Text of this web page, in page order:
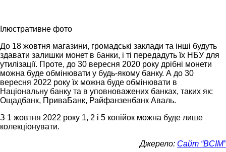
Ілюстративне фото
До 18 жовтня магазини, громадські заклади та інші будуть
здавати залишки монет в банки, і ті передадуть їх НБУ для
утилізації. Проте, до 30 вересня 2020 року дрібні монети
можна буде обмінювати у будь-якому банку. А до 30
вересня 2022 року їх можна буде обмінювати в
Національну банку та в уповноважених банках, таких як:
Ощадбанк, ПриваБанк, Райфанзенбанк Аваль.
З 1 жовтня 2022 року 1, 2 і 5 копійок можна буде лише
колекціонувати.
Джерело: Сайт “ВСІМ”